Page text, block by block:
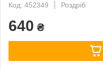
Код: 452349
Роздріб
640 ₴